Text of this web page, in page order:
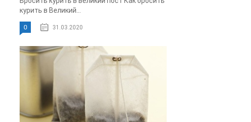
курить в Великий...
0 31.03.2020